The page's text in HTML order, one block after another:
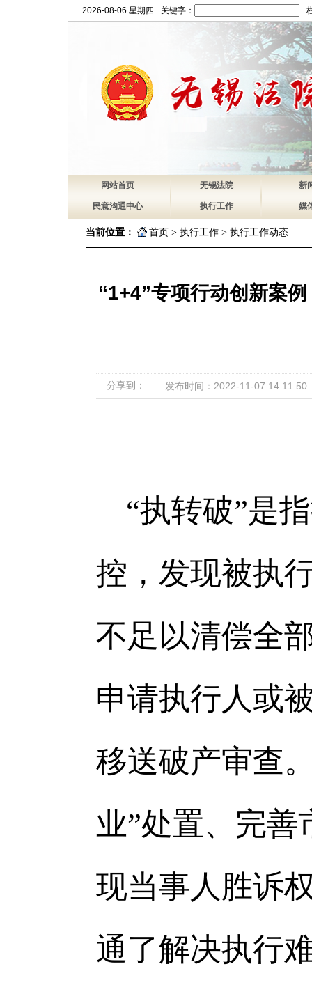
2026-08-06 星期四 关键字：
网站首页 无锡法院 新
民意沟通中心 执行工作 媒
当前位置： 首页 > 执行工作 > 执行工作动态
“1+4”专项行动创新案
分享到： 发布时间：2022-11-07 14:11:50
“执转破”是
控，发现被执
不足以清偿全
申请执行人或
移送破产审查
业”处置、完
现当事人胜诉
通了解决执行